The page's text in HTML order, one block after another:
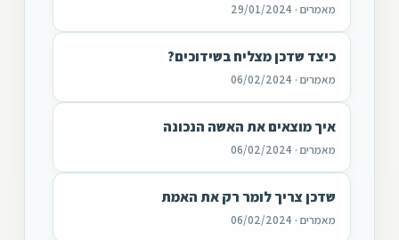
מאמרים · 29/01/2024
כיצד שדכן מצליח בשידוכים?
מאמרים · 06/02/2024
איך מוצאים את האשה הנכונה
מאמרים · 06/02/2024
שדכן צריך לומר רק את האמת
מאמרים · 06/02/2024